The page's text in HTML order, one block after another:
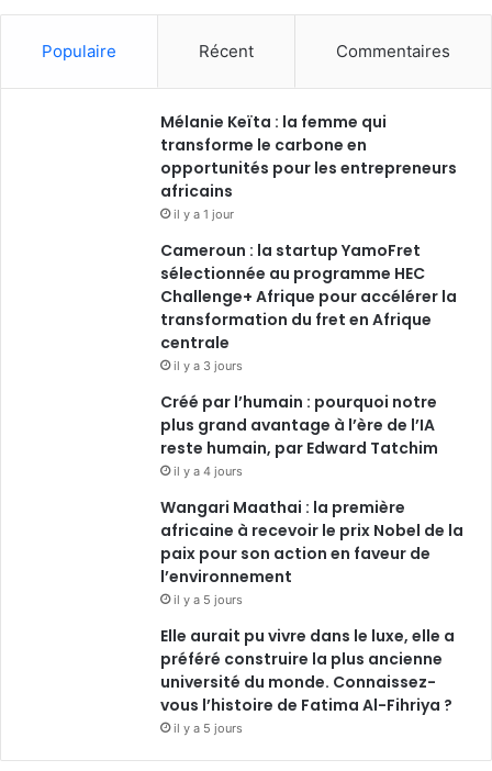
Populaire Récent Commentaires
Mélanie Keïta : la femme qui
transforme le carbone en
opportunités pour les entrepreneurs
africains
il y a 1 jour
Cameroun : la startup YamoFret
sélectionnée au programme HEC
Challenge+ Afrique pour accélérer la
transformation du fret en Afrique
centrale
il y a 3 jours
Créé par l’humain : pourquoi notre
plus grand avantage à l’ère de l’IA
reste humain, par Edward Tatchim
il y a 4 jours
Wangari Maathai : la première
africaine à recevoir le prix Nobel de la
paix pour son action en faveur de
l’environnement
il y a 5 jours
Elle aurait pu vivre dans le luxe, elle a
préféré construire la plus ancienne
université du monde. Connaissez-
vous l’histoire de Fatima Al-Fihriya ?
il y a 5 jours